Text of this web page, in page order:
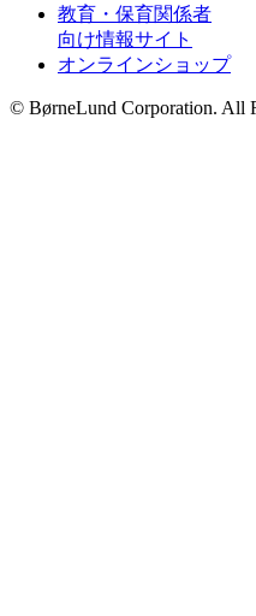
教育・保育関係者
向け情報サイト
オンラインショップ
© BørneLund Corporation. All